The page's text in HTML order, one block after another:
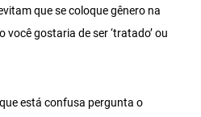
que se coloque gênero na
gostaria de ser ‘tratado’ ou
está confusa pergunta o